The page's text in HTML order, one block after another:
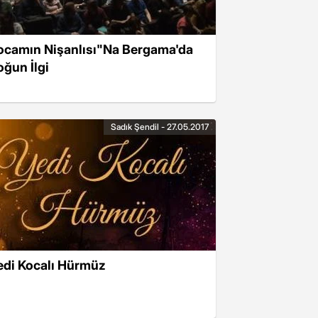
Nişanlısı"Na Bergama'da
İlgi
Kocalı Hürmüz
Sadık Şendil - 27.05.2017